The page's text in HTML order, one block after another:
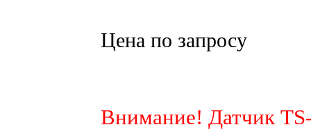
Цена по запросу
Внимание! Датчик